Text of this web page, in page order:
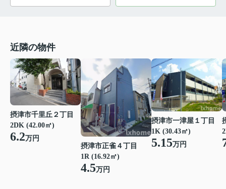
近隣の物件
摂津市千里丘２丁目
2DK (42.00㎡)
6.2万円
摂津市正雀４丁目
1R (16.92㎡)
4.5万円
摂津市一津屋１丁目
1K (30.43㎡)
5.15万円